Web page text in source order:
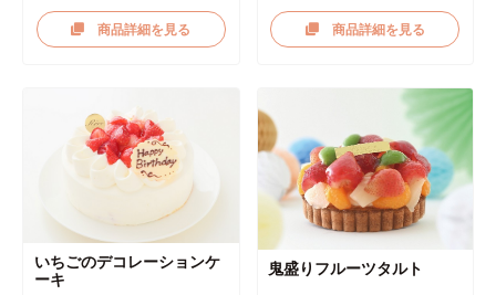
商品詳細を見る 商品詳細を見る
いちごのデコレーションケ
ーキ
鬼盛りフルーツタルト